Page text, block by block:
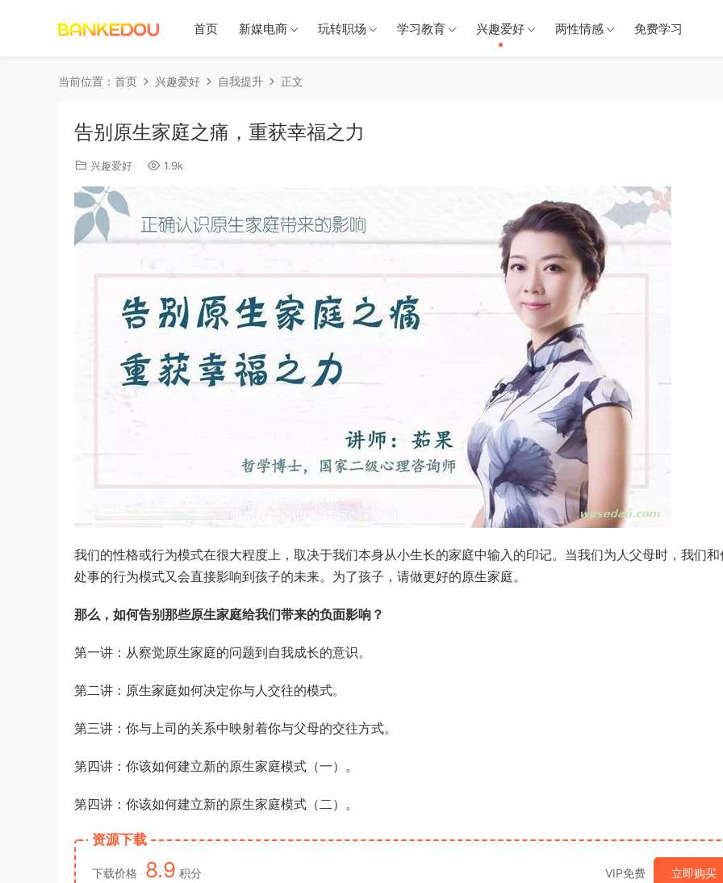
首页 新媒电商 玩转职场 学习教育 兴趣爱好 两性情感 免费学习
当前位置： 首页 兴趣爱好 自我提升 正文
告别原生家庭之痛，重获幸福之力
兴趣爱好 1.9k
我们的性格或行为模式在很大程度上，取决于我们本身从小生长的家庭中输入的印记。当我们为人父母时，我们和
处事的行为模式又会直接影响到孩子的未来。为了孩子，请做更好的原生家庭。
那么，如何告别那些原生家庭给我们带来的负面影响？
第一讲：从察觉原生家庭的问题到自我成长的意识。
第二讲：原生家庭如何决定你与人交往的模式。
第三讲：你与上司的关系中映射着你与父母的交往方式。
第四讲：你该如何建立新的原生家庭模式（一）。
第四讲：你该如何建立新的原生家庭模式（二）。
资源下载
下载价格 8.9 积分 VIP免费 立即购买